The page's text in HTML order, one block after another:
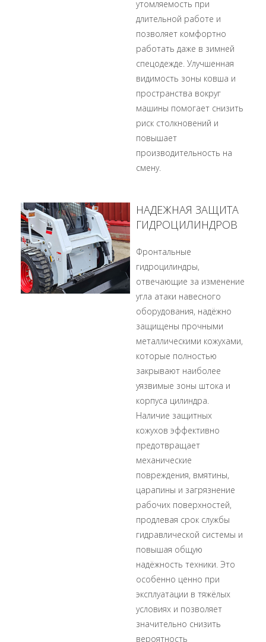
утомляемость при
длительной работе и
позволяет комфортно
работать даже в зимней
спецодежде. Улучшенная
видимость зоны ковша и
пространства вокруг
машины помогает снизить
риск столкновений и
повышает
производительность на
смену.
НАДЕЖНАЯ ЗАЩИТА
ГИДРОЦИЛИНДРОВ
Фронтальные
гидроцилиндры,
отвечающие за изменение
угла атаки навесного
оборудования, надёжно
защищены прочными
металлическими кожухами,
которые полностью
закрывают наиболее
уязвимые зоны штока и
корпуса цилиндра.
Наличие защитных
кожухов эффективно
предотвращает
механические
повреждения, вмятины,
царапины и загрязнение
рабочих поверхностей,
продлевая срок службы
гидравлической системы и
повышая общую
надёжность техники. Это
особенно ценно при
эксплуатации в тяжёлых
условиях и позволяет
значительно снизить
вероятность